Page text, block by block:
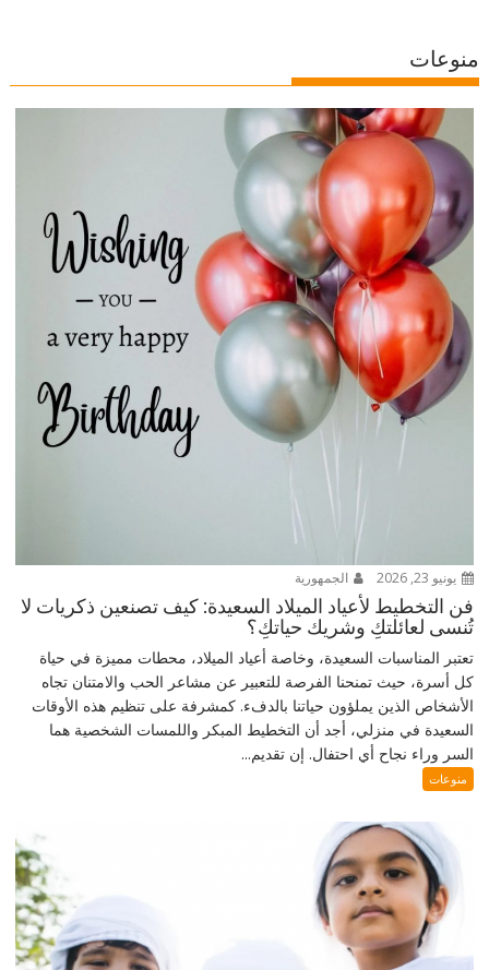
منوعات
يونيو 23, 2026 الجمهورية
فن التخطيط لأعياد الميلاد السعيدة: كيف تصنعين ذكريات لا
تُنسى لعائلتكِ وشريك حياتكِ؟
تعتبر المناسبات السعيدة، وخاصة أعياد الميلاد، محطات مميزة في حياة
كل أسرة، حيث تمنحنا الفرصة للتعبير عن مشاعر الحب والامتنان تجاه
الأشخاص الذين يملؤون حياتنا بالدفء. كمشرفة على تنظيم هذه الأوقات
السعيدة في منزلي، أجد أن التخطيط المبكر واللمسات الشخصية هما
السر وراء نجاح أي احتفال. إن تقديم...
منوعات